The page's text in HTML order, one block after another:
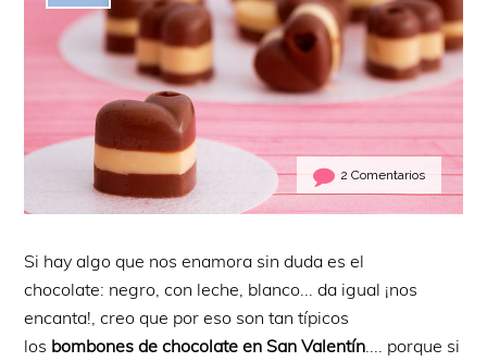
2 Comentarios
Si hay algo que nos enamora sin duda es el
chocolate: negro, con leche, blanco... da igual ¡nos
encanta!, creo que por eso son tan típicos
los bombones de chocolate en San Valentín.... porque si